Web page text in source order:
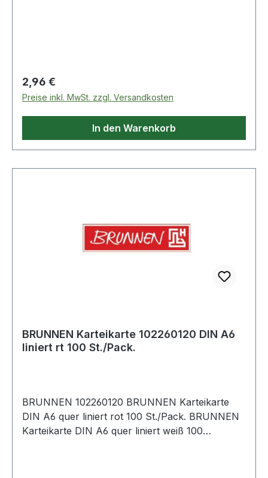
Regulärer Preis:
2,96 €
Preise inkl. MwSt. zzgl. Versandkosten
In den Warenkorb
BRUNNEN Karteikarte 102260120 DIN A6
liniert rt 100 St./Pack.
BRUNNEN 102260120 BRUNNEN Karteikarte
DIN A6 quer liniert rot 100 St./Pack. BRUNNEN
Karteikarte DIN A6 quer liniert weiß 100